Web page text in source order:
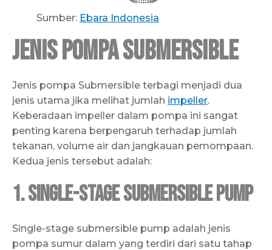
Sumber: Ebara Indonesia
Jenis Pompa Submersible
Jenis pompa Submersible terbagi menjadi dua
jenis utama jika melihat jumlah impeller.
Keberadaan impeller dalam pompa ini sangat
penting karena berpengaruh terhadap jumlah
tekanan, volume air dan jangkauan pemompaan.
Kedua jenis tersebut adalah:
1. Single-stage Submersible Pump
Single-stage submersible pump adalah jenis
pompa sumur dalam yang terdiri dari satu tahap